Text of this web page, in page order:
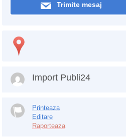
Trimite mesaj
Import Publi24
Printeaza
Editare
Raporteaza